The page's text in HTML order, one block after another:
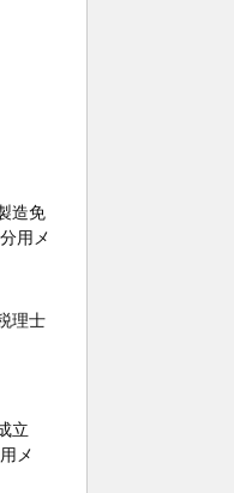
造免
用メ
理士
立
メ